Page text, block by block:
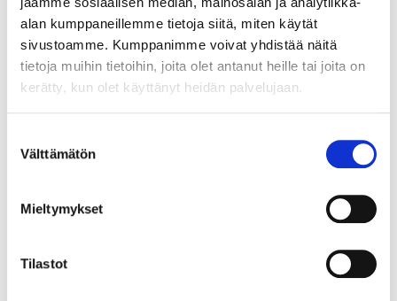
alan kumppaneillemme tietoja siitä, miten käytät
sivustoamme. Kumppanimme voivat yhdistää näitä
tietoja muihin tietoihin, joita olet antanut heille tai joita on
kerätty, kun olet käyttänyt heidän palvelujaan.
valinta
Välttämätön
Mieltymykset
Tilastot
TUTUSTU MUIHIN
KUMPPANEIHIMME